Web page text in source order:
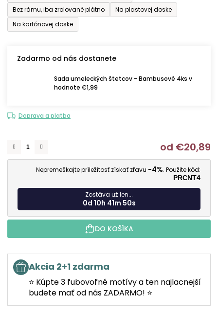
Bez rámu, iba zrolované plátno
Na plastovej doske
Na kartónovej doske
Zadarmo od nás dostanete
Sada umeleckých štetcov - Bambusové 4ks v
hodnote €1,99
Doprava a platba
od €20,89
Nepremeškajte príležitosť získať zľavu -4%. Použite kód:
PRCNT4
Zostáva už len...
0d 10h 41m 49s
DO KOŠÍKA
Akcia 2+1 zdarma
⭐ Kúpte 3 ľubovoľné motívy a ten najlacnejší
budete mať od nás ZADARMO! ⭐